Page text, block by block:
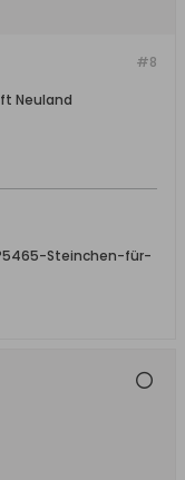
#8
Neuland
Steinchen-für-